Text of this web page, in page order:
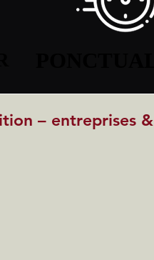
– entreprises &